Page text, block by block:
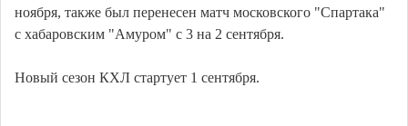
ноября, также был перенесен матч московского "Спартака"
с хабаровским "Амуром" с 3 на 2 сентября.
Новый сезон КХЛ стартует 1 сентября.